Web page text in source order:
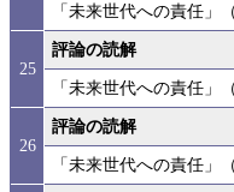
「未来世代への責任」
25
評論の読解
「未来世代への責任」
26
評論の読解
「未来世代への責任」